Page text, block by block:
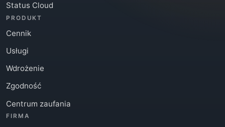
Status Cloud
PRODUKT
Cennik
Usługi
Wdrożenie
Zgodność
Centrum zaufania
FIRMA